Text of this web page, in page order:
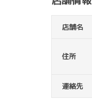
店舗名
住所
連絡先